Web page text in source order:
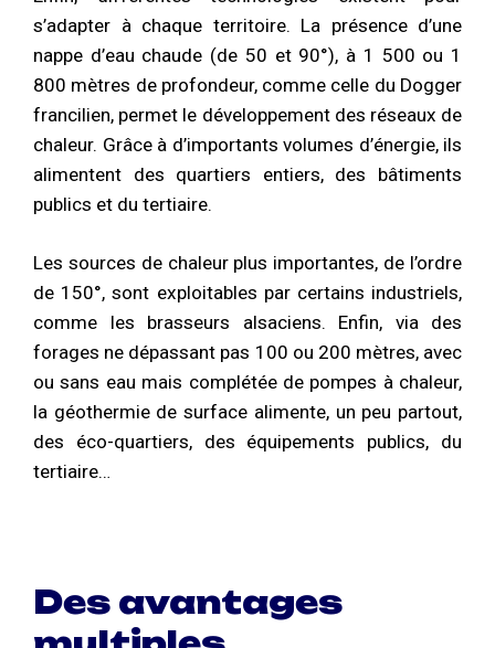
s’adapter à chaque territoire. La présence d’une
nappe d’eau chaude (de 50 et 90°), à 1 500 ou 1
800 mètres de profondeur, comme celle du Dogger
francilien, permet le développement des réseaux de
chaleur. Grâce à d’importants volumes d’énergie, ils
alimentent des quartiers entiers, des bâtiments
publics et du tertiaire.
Les sources de chaleur plus importantes, de l’ordre
de 150°, sont exploitables par certains industriels,
comme les brasseurs alsaciens. Enfin, via des
forages ne dépassant pas 100 ou 200 mètres, avec
ou sans eau mais complétée de pompes à chaleur,
la géothermie de surface alimente, un peu partout,
des éco-quartiers, des équipements publics, du
tertiaire…
Des avantages